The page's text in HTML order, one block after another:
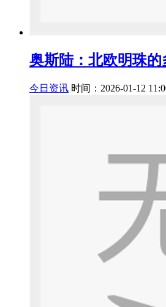
奥斯陆：北欧明珠的
今日资讯 时间：2026-01-12